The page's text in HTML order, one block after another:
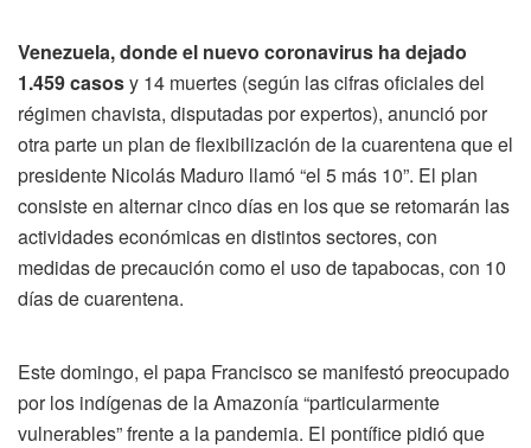
Venezuela, donde el nuevo coronavirus ha dejado
1.459 casosy 14 muertes (según las cifras oficiales del
régimen chavista, disputadas por expertos), anunció por
otra parte un plan de flexibilización de la cuarentena que el
presidente Nicolás Maduro llamó “el 5 más 10”. El plan
consiste en alternar cinco días en los que se retomarán las
actividades económicas en distintos sectores, con
medidas de precaución como el uso de tapabocas, con 10
días de cuarentena.
Este domingo, el papa Francisco se manifestó preocupado
por los indígenas de la Amazonía “particularmente
vulnerables” frente a la pandemia. El pontífice pidió que